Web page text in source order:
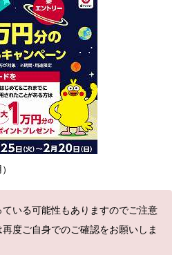
いる可能性もありますのでご注意
度ご自身でのご確認をお願いしま